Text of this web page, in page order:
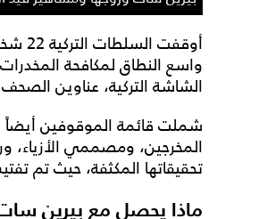
واسع النطاق لمكافحة
الشاشة التركية، عناوين
شملت قائمة الموقوفين أيضاً
المخرجين، ومصممي الأزياء،
تحقيقاتها المكثفة، حيث تم
ماذا يحصل مع بيرين